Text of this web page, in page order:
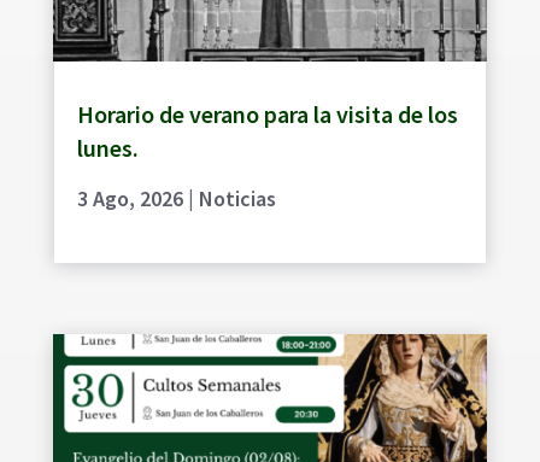
Horario de verano para la visita de los
lunes.
3 Ago, 2026| Noticias